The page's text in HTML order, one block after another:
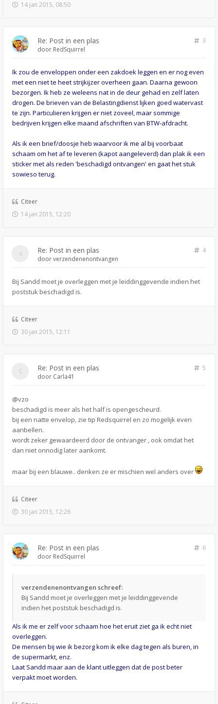
14 jan 2015, 08:50
Re: Post in een plas
3
door RedSquirrel
Ik zou de enveloppen onder een zakdoek leggen en er nog even
met een niet te heet strijkijzer overheen gaan. Daarna gewoon
bezorgen. Ik heb ze weleens nat in de deur gehad en zelf laten
drogen. De brieven van de Belastingdienst lijken goed watervast
te zijn. Particulieren krijgen er niet zoveel, maar sommige
bedrijven krijgen elke maand afschriften van BTW-afdracht.
Als ik een brief/doosje heb waarvoor ik me al bij voorbaat
schaam om het af te leveren (kapot aangeleverd) dan plak ik een
sticker met als reden 'beschadigd ontvangen' en gaat het stuk
sowieso terug.
Citeer
14 jan 2015, 12:20
Re: Post in een plas
4
doorverzendenenontvangen
Bij Sandd moet je overleggen met je leiddinggevende indien het
poststuk beschadigd is.
Citeer
30 jan 2015, 12:11
Re: Post in een plas
5
door Carla41
@vzo
beschadigd is meer als het half is opengescheurd.
bij een natte envelop, zie tip Redsquirrel en zo mogelijk even
aanbellen.
wordt zeker gewaardeerd door de ontvanger , ook omdat het
dan niet onnodig later aankomt.
maar bij een blauwe.. denken ze er mischien wel anders over
Citeer
30 jan 2015, 12:26
Re: Post in een plas
6
door RedSquirrel
verzendenenontvangen schreef:
Bij Sandd moet je overleggen met je leiddinggevende
indien het poststuk beschadigd is.
Als ik me er zelf voor schaam hoe het eruit ziet ga ik echt niet
overleggen.
De mensen bij wie ik bezorg kom ik elke dag tegen als buren, in
de supermarkt, enz.
Laat Sandd maar aan de klant uitleggen dat de post beter
verpakt moet worden.